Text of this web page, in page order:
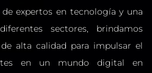
expertos en tecnología y una
sectores, brindamos
alta calidad para impulsar el
en un mundo digital en